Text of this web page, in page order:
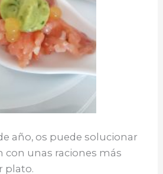
año, os puede solucionar
con unas raciones más
plato.